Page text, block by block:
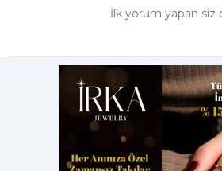
İlk yorum yapan siz